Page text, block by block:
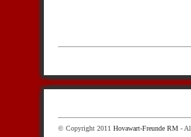
© Copyright 2011 Hovawart-Freunde RM -